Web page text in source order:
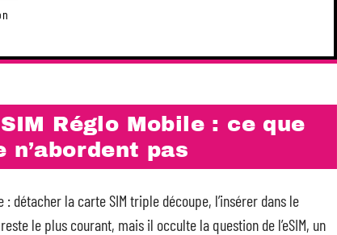
Réglo Mobile : ce que
n’abordent pas
la carte SIM triple découpe, l’insérer dans le
le plus courant, mais il occulte la question de l’eSIM, un